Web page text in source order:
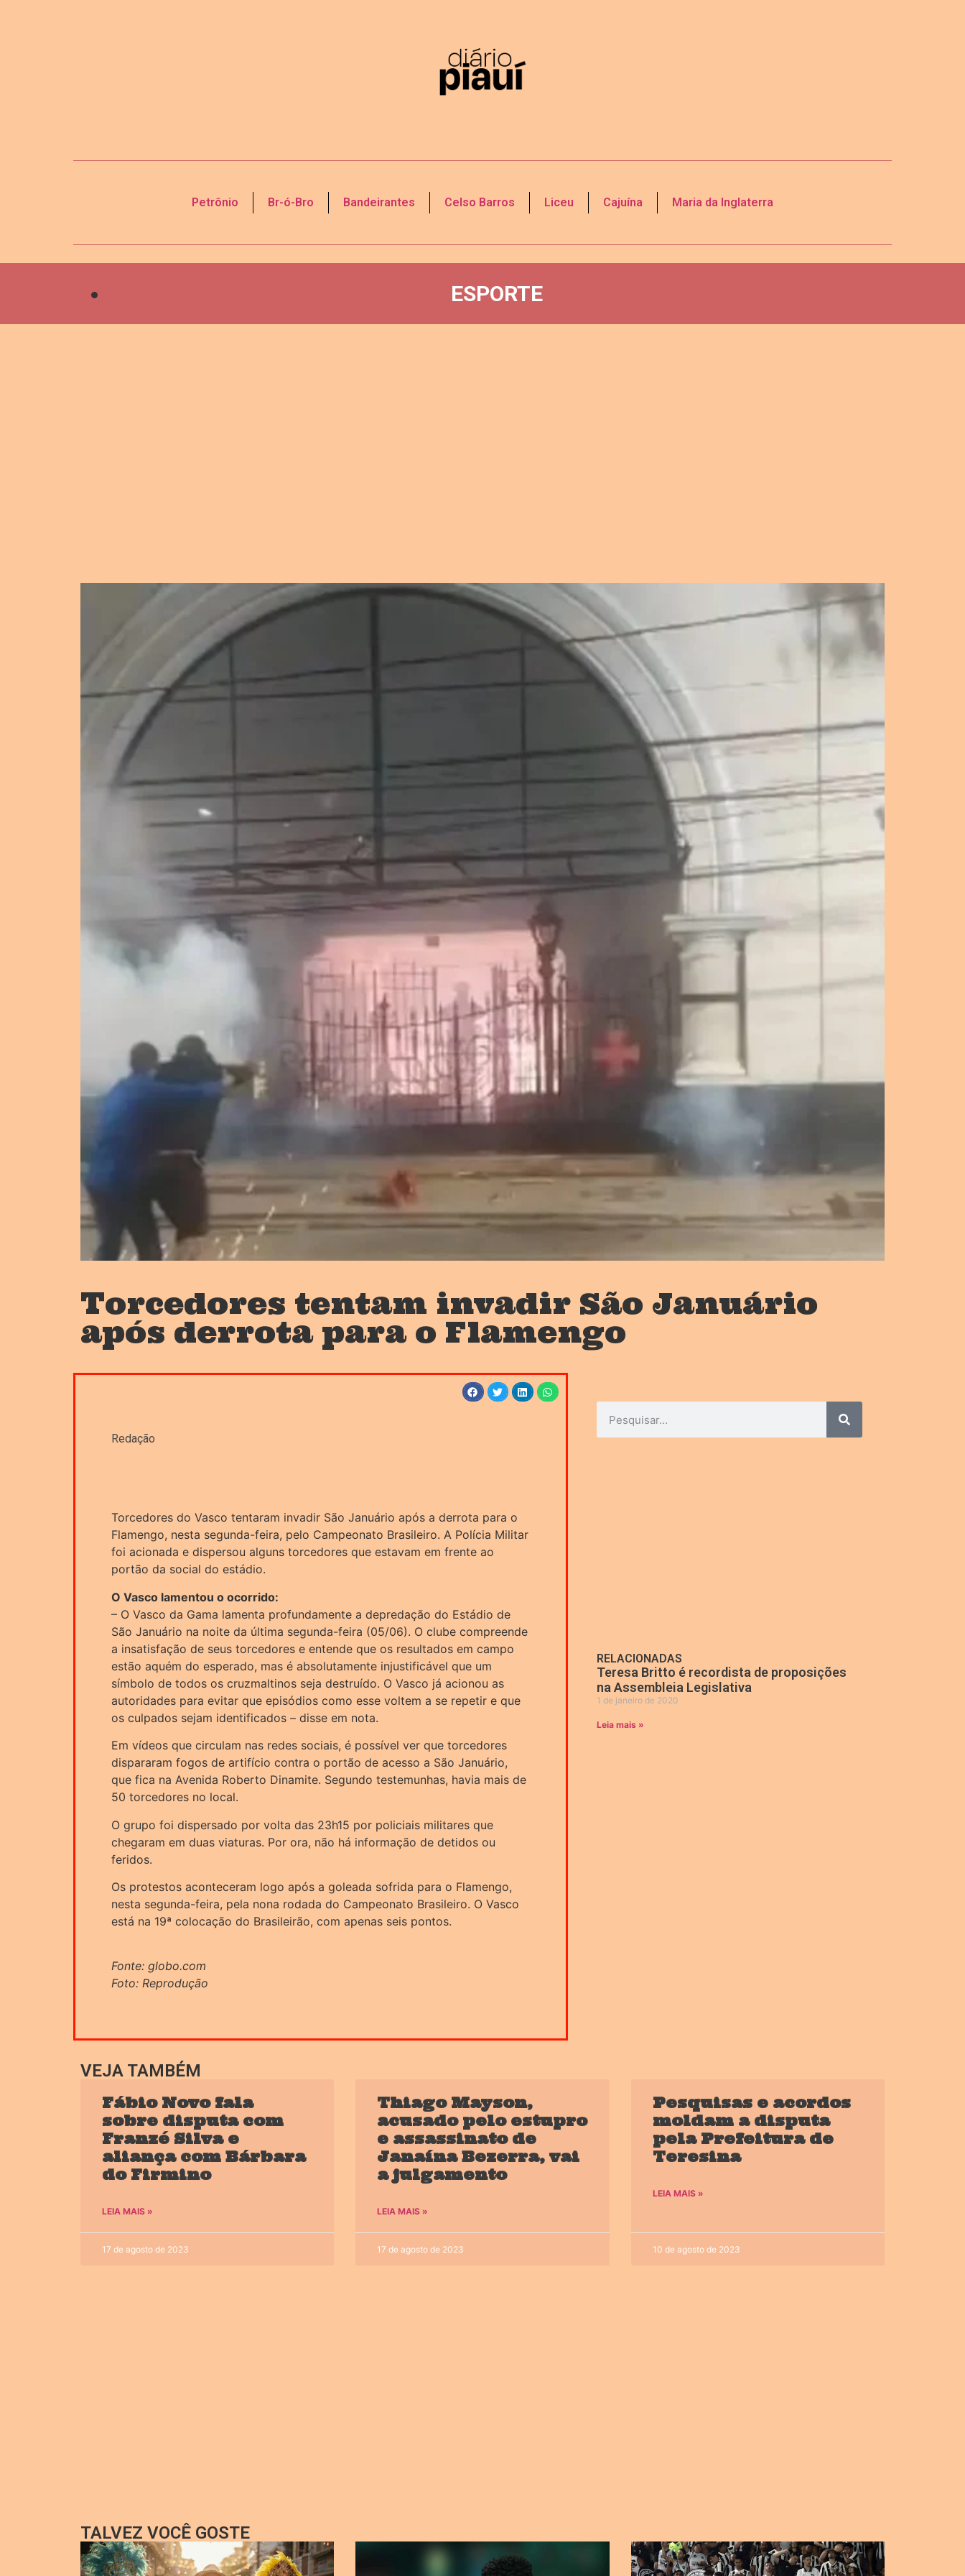
Petrônio Br-ó-Bro Bandeirantes Celso Barros Liceu Cajuína Maria da Inglaterra
ESPORTE
Torcedores tentam invadir São Januário
após derrota para o Flamengo
Redação
Torcedores do Vasco tentaram invadir São Januário após a derrota para o
Flamengo, nesta segunda-feira, pelo Campeonato Brasileiro. A Polícia Militar
foi acionada e dispersou alguns torcedores que estavam em frente ao
portão da social do estádio.
O Vasco lamentou o ocorrido:
– O Vasco da Gama lamenta profundamente a depredação do Estádio de
São Januário na noite da última segunda-feira (05/06). O clube compreende
a insatisfação de seus torcedores e entende que os resultados em campo
estão aquém do esperado, mas é absolutamente injustificável que um
símbolo de todos os cruzmaltinos seja destruído. O Vasco já acionou as
autoridades para evitar que episódios como esse voltem a se repetir e que
os culpados sejam identificados – disse em nota.
Em vídeos que circulam nas redes sociais, é possível ver que torcedores
dispararam fogos de artifício contra o portão de acesso a São Januário,
que fica na Avenida Roberto Dinamite. Segundo testemunhas, havia mais de
50 torcedores no local.
O grupo foi dispersado por volta das 23h15 por policiais militares que
chegaram em duas viaturas. Por ora, não há informação de detidos ou
feridos.
Os protestos aconteceram logo após a goleada sofrida para o Flamengo,
nesta segunda-feira, pela nona rodada do Campeonato Brasileiro. O Vasco
está na 19ª colocação do Brasileirão, com apenas seis pontos.
Fonte: globo.com
Foto: Reprodução
RELACIONADAS
Teresa Britto é recordista de proposições
na Assembleia Legislativa
1 de janeiro de 2020
Leia mais »
VEJA TAMBÉM
Fábio Novo fala
sobre disputa com
Franzé Silva e
aliança com Bárbara
do Firmino
LEIA MAIS »
17 de agosto de 2023
Thiago Mayson,
acusado pelo estupro
e assassinato de
Janaína Bezerra, vai
a julgamento
LEIA MAIS »
17 de agosto de 2023
Pesquisas e acordos
moldam a disputa
pela Prefeitura de
Teresina
LEIA MAIS »
10 de agosto de 2023
TALVEZ VOCÊ GOSTE